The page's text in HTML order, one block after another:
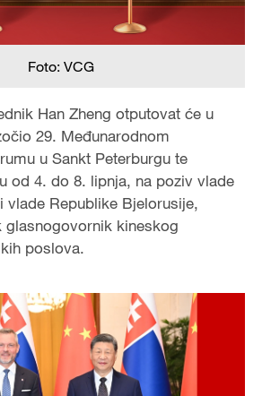
Foto: VCG
Han Zheng otputovat će u
29. Međunarodnom
u Sankt Peterburgu te
od 4. do 8. lipnja, na poziv vlade
vlade Republike Bjelorusije,
glasnogovornik kineskog
poslova.